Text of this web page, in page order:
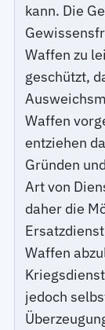
kann. Die
Waffen zu
geschützt,
Waffen
entziehen
Gründen
Art von
daher die
Waffen
jedoch